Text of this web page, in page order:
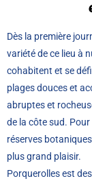
Dès la première
variété de ce lieu à
cohabitent et se
plages douces et
abruptes et
de la côte sud.
réserves
plus grand plaisir.
Porquerolles est